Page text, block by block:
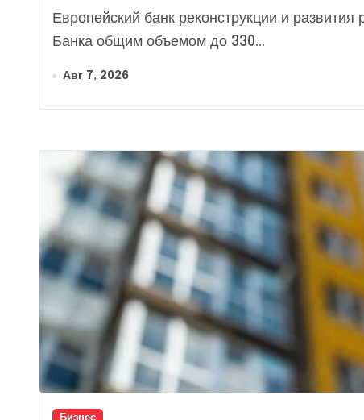
Европейский банк реконструкции и развития рассматривает два проекта для ПроКредит
Банка общим объемом до 330...
Авг 7, 2026